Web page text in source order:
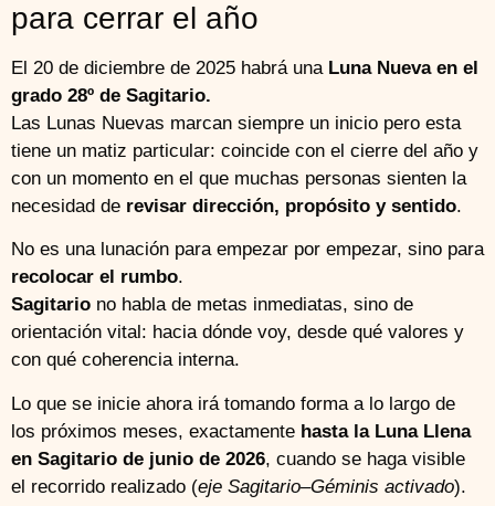
para cerrar el año
El 20 de diciembre de 2025 habrá una Luna Nueva en el
grado 28º de Sagitario.
Las Lunas Nuevas marcan siempre un inicio pero esta
tiene un matiz particular: coincide con el cierre del año y
con un momento en el que muchas personas sienten la
necesidad de revisar dirección, propósito y sentido.
No es una lunación para empezar por empezar, sino para
recolocar el rumbo.
Sagitario no habla de metas inmediatas, sino de
orientación vital: hacia dónde voy, desde qué valores y
con qué coherencia interna.
Lo que se inicie ahora irá tomando forma a lo largo de
los próximos meses, exactamente hasta la Luna Llena
en Sagitario de junio de 2026, cuando se haga visible
el recorrido realizado (eje Sagitario–Géminis activado).